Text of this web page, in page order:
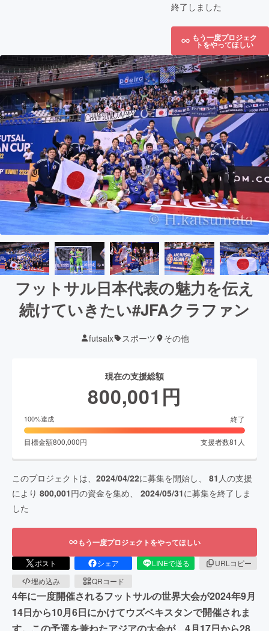
終了しました
もう一度プロジェク
トをやってほしい
フットサル日本代表の魅力を伝え
続けていきたい#JFAクラファン
futsalx スポーツ その他
現在の支援総額
800,001 円
100%達成 終了
目標金額800,000円 支援者数81 人
このプロジェクトは、 2024/04/22に募集を開始し、 81 人の支援
により 800,001円の資金を集め、 2024/05/31に募集を終了しま
した
もう一度プロジェクトをやってほしい
ポスト シェア LINEで送る
URLコピー
埋め込み
QRコード
4年に一度開催されるフットサルの世界大会が2024年9月
14日から10月6日にかけてウズベキスタンで開催されま
す。この予選を兼ねたアジアの大会が、4月17日から28